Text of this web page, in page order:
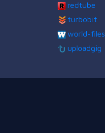
redtube
turbobit
world-files
uploadgig